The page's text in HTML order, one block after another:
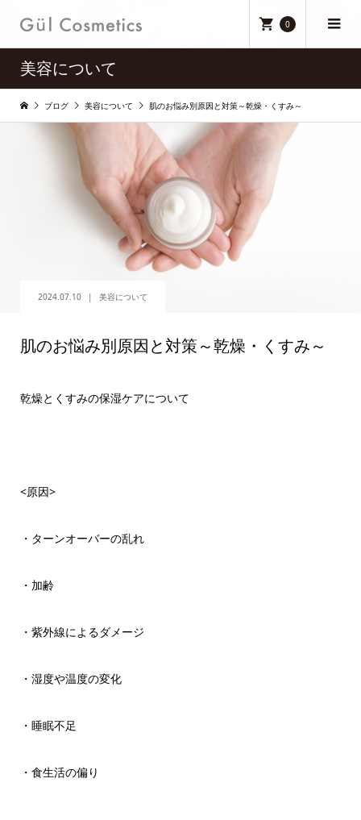
0
美容について
ブログ 美容について 肌のお悩み別原因と対策～乾燥・くすみ～
2024.07.10 美容について
肌のお悩み別原因と対策～乾燥・くすみ～
乾燥とくすみの保湿ケアについて
<原因>
・ターンオーバーの乱れ
・加齢
・紫外線によるダメージ
・湿度や温度の変化
・睡眠不足
・食生活の偏り